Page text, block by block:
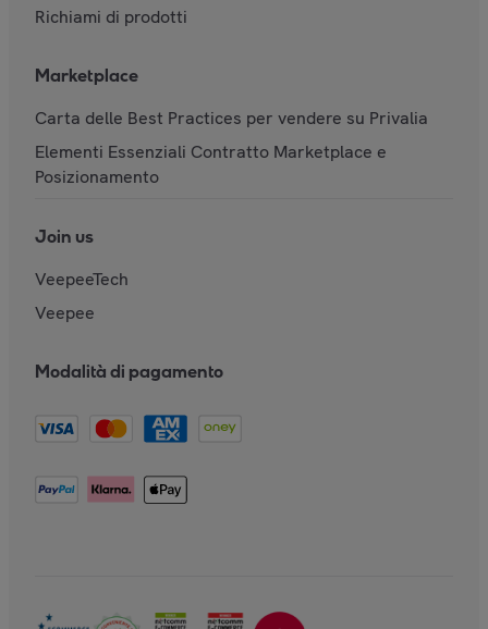
Richiami di prodotti
Marketplace
Carta delle Best Practices per vendere su Privalia
Elementi Essenziali Contratto Marketplace e
Posizionamento
Join us
VeepeeTech
Veepee
Modalità di pagamento